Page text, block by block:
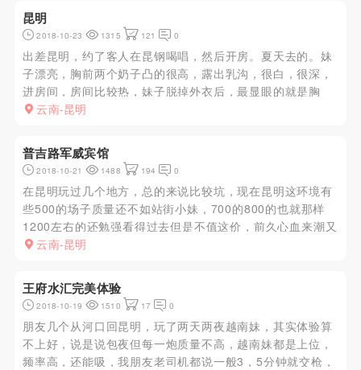
昆明
2018-10-23 1315 121 0
出差昆明，约了客人在昆钢喝唱，然后开房。夏天去的。妹
子漂亮，胸前两个奶子凸的很高，露出乳沟，很白，很深，
进房间，房间比较热，妹子脱掉外衣后，最显眼的就是胸
器，由于喝了点酒，精虫上脑，没忍住，直接袭击了她的胸
的眼前，没有一丝赘肉的...
云南-昆明
普吉路军威宾馆
2018-10-21 1488 194 0
在昆明玩过几个地方，总的来说比较坑，现在昆明这环境有
些500的场子质量还不如站街小妹，700的800的也就那样
1200左右的还勉强看得过去但是不值这价，前久心血来潮又
不知道好的场子于是去了这个读大学的时候一个宿舍都经常
不容易被发...
云南-昆明
王府水汇完美体验
2018-10-19 1510 17 0
朋友几个从河口回昆明，玩了两天两夜越南妹，其实体验算
不上好，说是说包夜但每一炮质量不高，越南妹都是上位，
频率高，还能吸，我朋友老司机都说一般3，5分钟就交枪，